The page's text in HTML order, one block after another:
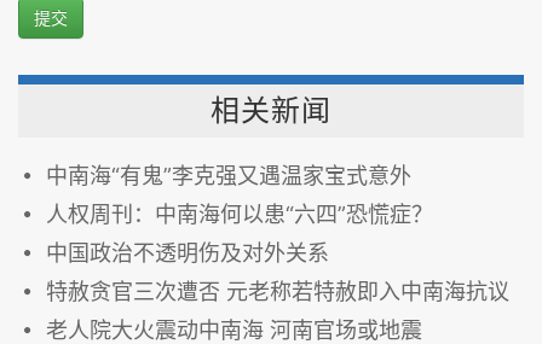
提交
相关新闻
中南海“有鬼”李克强又遇温家宝式意外
人权周刊：中南海何以患“六四”恐慌症？
中国政治不透明伤及对外关系
特赦贪官三次遭否 元老称若特赦即入中南海抗议
老人院大火震动中南海 河南官场或地震